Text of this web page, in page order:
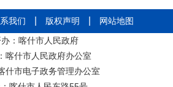
我们 版权声明
网站地图
：喀什市人民政府
喀什市人民政府办公室
什市电子政务管理办公室